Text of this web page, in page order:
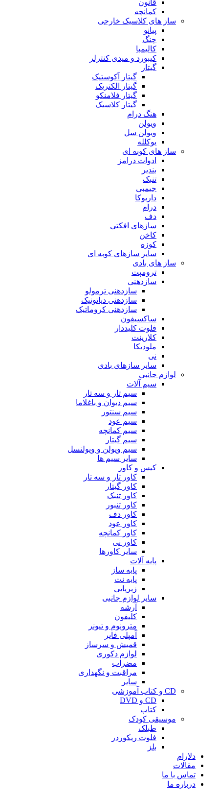
قانون
کمانچه
ساز های کلاسیک خارجی
پیانو
چنگ
کالیمبا
کیبورد و میدی کنترلر
گیتار
گیتار آکوستیک
گیتار الکتریک
گیتار فلامنکو
گیتار کلاسیک
هنگ درام
ویولن
ویولن سل
یوکلله
ساز های کوبه ای
ادوات درامز
بندیر
تنبک
جیمبی
داربوکا
درام
دف
سازهای افکتی
کاخن
کوزه
سایر سازهای کوبه ای
ساز های بادی
ترومپت
سازدهنی
سازدهنی ترمولو
سازدهنی دیاتونیک
سازدهنی کروماتیک
ساکسیفون
فلوت کلیددار
کلارینت
ملودیکا
نی
سایر سازهای بادی
لوازم جانبی
سیم آلات
سیم تار و سه تار
سیم دیوان و باغلاما
سیم سنتور
سیم عود
سیم کمانچه
سیم گیتار
سیم ویولن و ویولنسل
سایر سیم ها
کیس و کاور
کاور تار و سه تار
کاور گیتار
کاور تنبک
کاور تنبور
کاور دف
کاور عود
کاور کمانچه
کاور نی
سایر کاورها
پایه آلات
پایه ساز
پایه نت
زیرپایی
سایر لوازم جانبی
آرشه
کلیفون
مترونوم و تیونر
آمپلی فایر
قمیش و سرساز
لوازم دکوری
مضراب
مراقبت و نگهداری
سایر
CD و کتاب آموزشی
CD و DVD
کتاب
موسیقی کودک
طبلک
فلوت ریکوردر
بلز
دلارام
مقالات
تماس با ما
درباره ما